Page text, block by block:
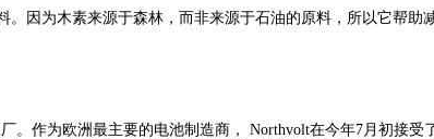
因为木素来源于森林，而非来源于石油的原料，所以它帮助
作为欧洲最主要的电池制造商， Northvolt在今年7月初接受